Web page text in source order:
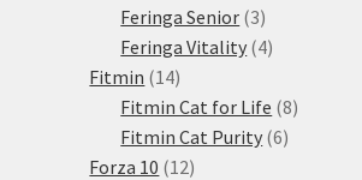
produkty
Feringa Senior 33
produkty
Feringa Vitality 44
Fitmin 1414
produktů
Fitmin Cat for Life 88
Fitmin Cat Purity 66
Forza 10 1212